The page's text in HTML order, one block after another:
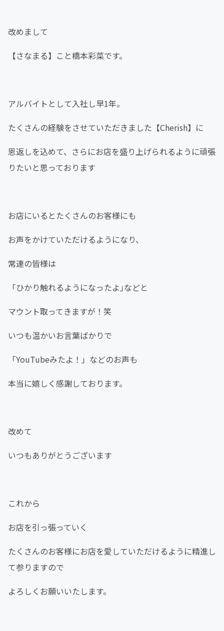
改めまして
【さなまる】こと橋本彩菜です。
アルバイトとして入社し早1年。
たくさんの経験をさせていただきました【Cherish】に
恩返しを込めて、さらにお店を盛り上げられるように頑張
りたいと思っております
お店にいるとたくさんのお客様にも
お声をかけていただけるようになり、
常連の皆様は
「ひかり触れるようになったよ｣などと
マウント取ってきますが！笑
いつも温かいお言葉ばかりで
「YouTubeみたよ！」などのお声も
本当に嬉しく感謝しております。
改めて
いつもありがとうございます
これから
お店を引っ張っていく
たくさんのお客様にお店を愛していただけるように精進し
て参りますので
よろしくお願いいたします。